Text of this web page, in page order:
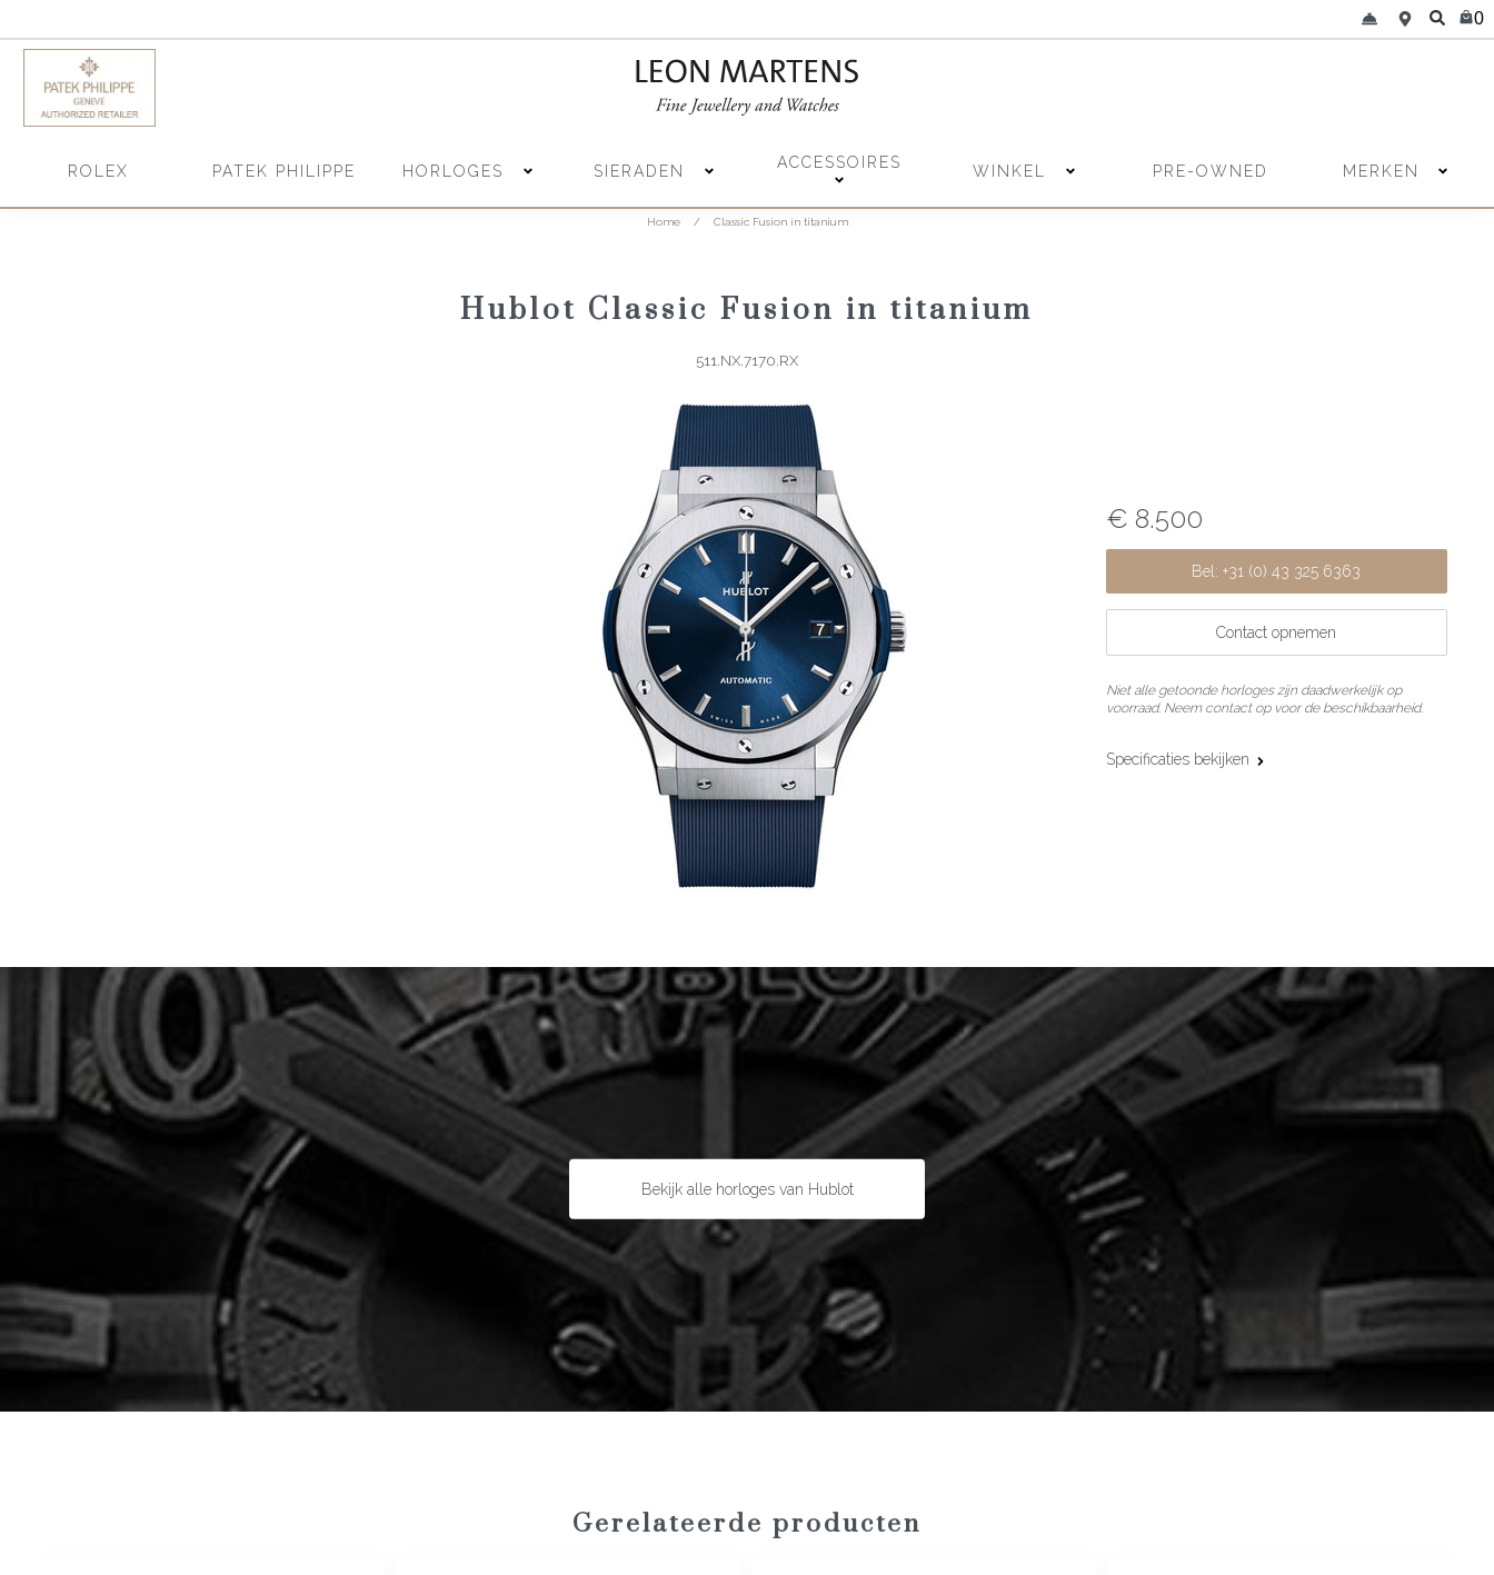
0
ROLEX PATEK PHILIPPE HORLOGES SIERADEN ACCESSOIRES WINKEL PRE-OWNED MERKEN
Home / Classic Fusion in titanium
Hublot Classic Fusion in titanium
511.NX.7170.RX
€ 8.500
Bel: +31 (0) 43 325 6363
Contact opnemen
Niet alle getoonde horloges zijn daadwerkelijk op
voorraad. Neem contact op voor de beschikbaarheid.
Specificaties bekijken
Kastmateriaal:
Titanium
Titanium
Bandmateriaal:
Rubber
Type sluiting:
Vouwsluiting
Garantie:
Bekijk alle horloges van Hublot
Gerelateerde producten